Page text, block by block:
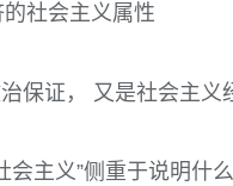
社会主义属性
保证， 又是社会主义
会主义”侧重于说明什